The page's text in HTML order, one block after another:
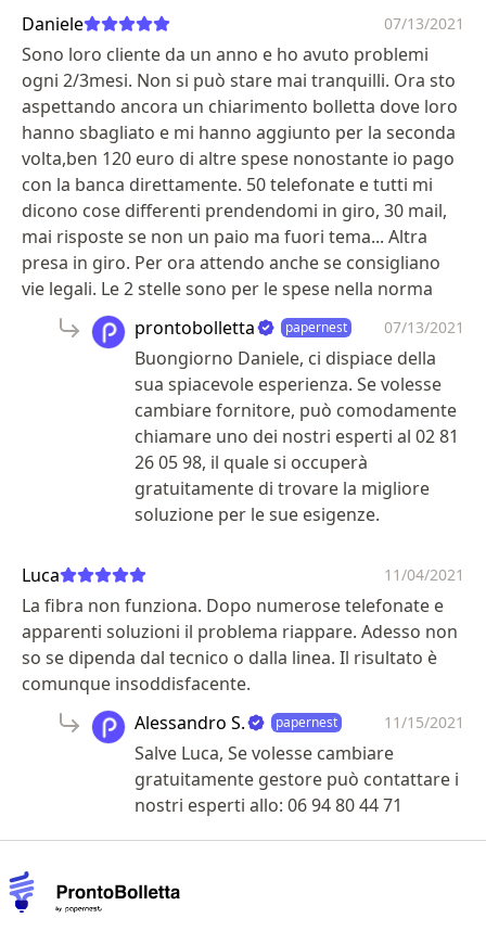
Daniele 07/13/2021
Sono loro cliente da un anno e ho avuto problemi
ogni 2/3mesi. Non si può stare mai tranquilli. Ora sto
aspettando ancora un chiarimento bolletta dove loro
hanno sbagliato e mi hanno aggiunto per la seconda
volta,ben 120 euro di altre spese nonostante io pago
con la banca direttamente. 50 telefonate e tutti mi
dicono cose differenti prendendomi in giro, 30 mail,
mai risposte se non un paio ma fuori tema... Altra
presa in giro. Per ora attendo anche se consigliano
vie legali. Le 2 stelle sono per le spese nella norma
prontobolletta
papernest 07/13/2021
Buongiorno Daniele, ci dispiace della
sua spiacevole esperienza. Se volesse
cambiare fornitore, può comodamente
chiamare uno dei nostri esperti al 02 81
26 05 98, il quale si occuperà
gratuitamente di trovare la migliore
soluzione per le sue esigenze.
Luca 11/04/2021
La fibra non funziona. Dopo numerose telefonate e
apparenti soluzioni il problema riappare. Adesso non
so se dipenda dal tecnico o dalla linea. Il risultato è
comunque insoddisfacente.
Alessandro S.
papernest 11/15/2021
Salve Luca, Se volesse cambiare
gratuitamente gestore può contattare i
nostri esperti allo: 06 94 80 44 71